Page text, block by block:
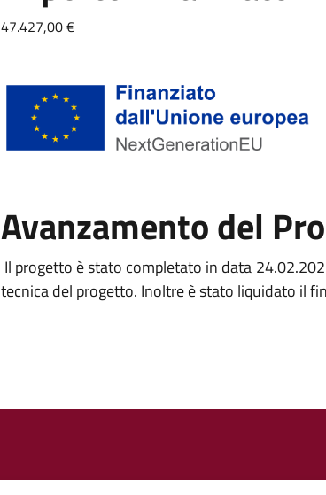
47.427,00 €
Avanzamento del
Il progetto è stato completato in data
tecnica del progetto. Inoltre è stato liquidato il